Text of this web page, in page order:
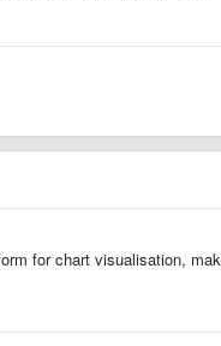
for chart visualisation,